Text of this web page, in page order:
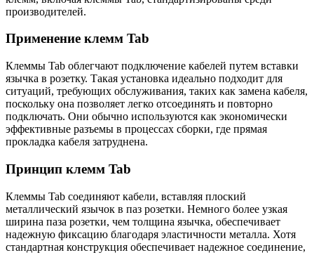
производителей.
Применение клемм Tab
Клеммы Tab облегчают подключение кабелей путем вставки
язычка в розетку. Такая установка идеально подходит для
ситуаций, требующих обслуживания, таких как замена кабеля,
поскольку она позволяет легко отсоединять и повторно
подключать. Они обычно используются как экономически
эффективные разъемы в процессах сборки, где прямая
прокладка кабеля затруднена.
Принцип клемм Tab
Клеммы Tab соединяют кабели, вставляя плоский
металлический язычок в паз розетки. Немного более узкая
ширина паза розетки, чем толщина язычка, обеспечивает
надежную фиксацию благодаря эластичности металла. Хотя
стандартная конструкция обеспечивает надежное соединение,